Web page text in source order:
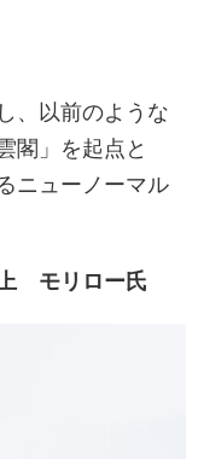
、以前のような
閣」を起点と
ニューノーマル
モリロー氏